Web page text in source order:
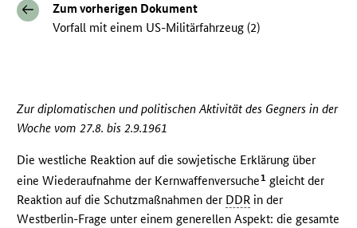
Zum vorherigen Dokument
Vorfall mit einem US-Militärfahrzeug (2)
Zur diplomatischen und politischen Aktivität des Gegners in der
Woche vom 27.8. bis 2.9.1961
Die westliche Reaktion auf die sowjetische Erklärung über
eine Wiederaufnahme der Kernwaffenversuche1 gleicht der
Reaktion auf die Schutzmaßnahmen der DDR in der
Westberlin-Frage unter einem generellen Aspekt: die gesamte